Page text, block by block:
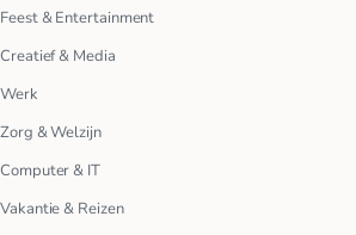
Feest & Entertainment
Creatief & Media
Werk
Zorg & Welzijn
Computer & IT
Vakantie & Reizen